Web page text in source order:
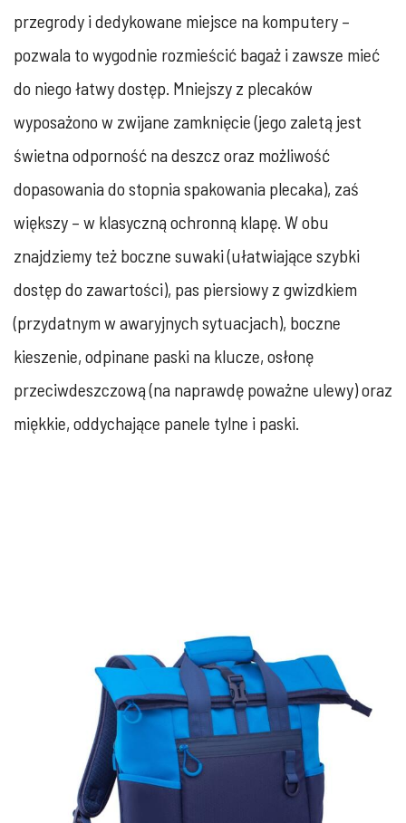
przegrody i dedykowane miejsce na komputery –
pozwala to wygodnie rozmieścić bagaż i zawsze mieć
do niego łatwy dostęp. Mniejszy z plecaków
wyposażono w zwijane zamknięcie (jego zaletą jest
świetna odporność na deszcz oraz możliwość
dopasowania do stopnia spakowania plecaka), zaś
większy – w klasyczną ochronną klapę. W obu
znajdziemy też boczne suwaki (ułatwiające szybki
dostęp do zawartości), pas piersiowy z gwizdkiem
(przydatnym w awaryjnych sytuacjach), boczne
kieszenie, odpinane paski na klucze, osłonę
przeciwdeszczową (na naprawdę poważne ulewy) oraz
miękkie, oddychające panele tylne i paski.